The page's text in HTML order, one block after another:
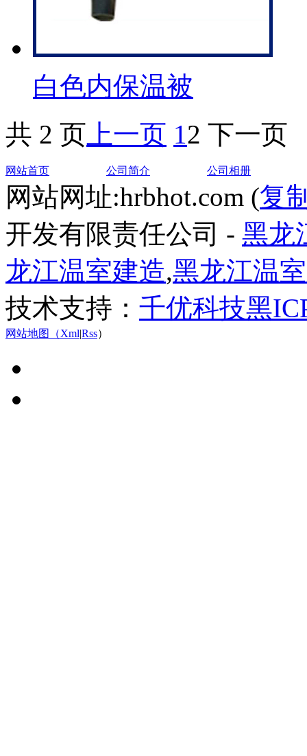
白色内保温被
共 2 页 上一页 12 下一页
网站首页 公司简介 公司相册
网站网址:hrbhot.com (复
开发有限责任公司 - 黑龙
龙江温室建造,黑龙江温
技术支持： 千优科技黑
网站地图（Xml|Rss）